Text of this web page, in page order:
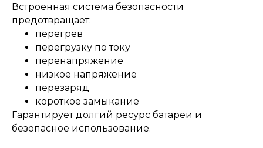
Встроенная система безопасности
предотвращает:
перегрев
перегрузку по току
перенапряжение
низкое напряжение
перезаряд
короткое замыкание
Гарантирует долгий ресурс батареи и
безопасное использование.